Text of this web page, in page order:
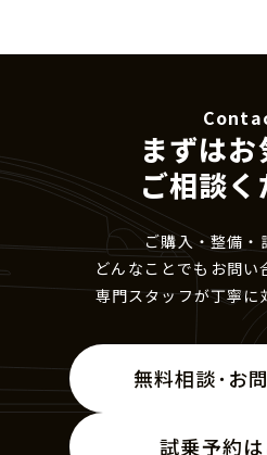
まずはお
ご相談
ご購入・整備・
どんなことでもお問い
専門スタッフが丁寧に
無料相談･お
試乗予約